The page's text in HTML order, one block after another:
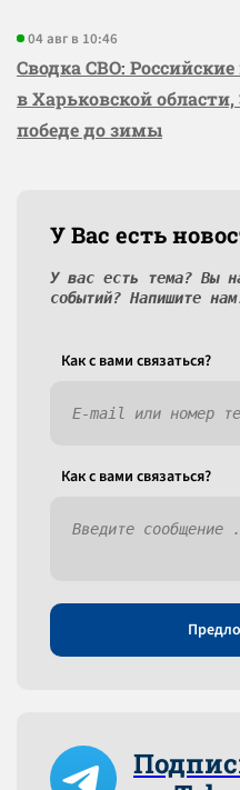
04 авг в 10:46
Сводка СВО:
в Харьковской
победе до зимы
У Вас есть
У вас есть тема? Вы
событий? Напишите
Как c вами связаться?
Как c вами связаться?